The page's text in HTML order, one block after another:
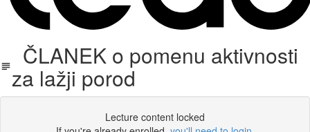
ČLANEK o pomenu aktivnosti
za lažji porod
Lecture content locked